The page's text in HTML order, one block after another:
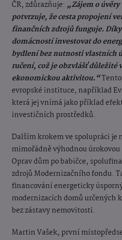
ČR, zdůrazňuje: „Zájem o
potvrzuje, že cesta propojení
finančních zdrojů funguje.
domácností investovat do
bydlení bez nutnosti vlastních
ručení, což je obzvlášť důležité
ekonomickou aktivitou.“
evropské instituce, například
která jej vnímá jako příklad
investičních prostředků.
Dalším krokem ve spolupráci je
mimořádně výhodnou úrokovou
Oprav dům po babičce,
zdrojů Modernizačního fondu.
financování energeticky
modernizacích domů určených
bez zástavy nemovitosti.
Martin Vašek, první